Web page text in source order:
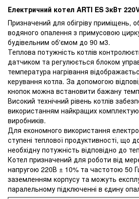
Електричний котел ARTI ES 3кВт
Призначений для обігріву приміщень,
водяного опалення з примусовою
будівельним об'ємом до 90 м3.
Теплова потужність котлів
датчиком та регулюється блоком
температура нагрівання
керування котла. За допомогою
кнопок можна встановити бажану
Високий технічний рівень котлів
використанням найкращих
виробників.
Для економного використання
ступені теплової продуктивності, що
необхідну потужність відповідно до
Котел призначений для роботи від
напругою 220В ± 10% та частотою 50
заземленням корпусу та можуть
паралельному підключенні в єдину